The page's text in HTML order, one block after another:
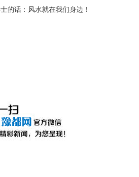
的话：风水就在我们身边！